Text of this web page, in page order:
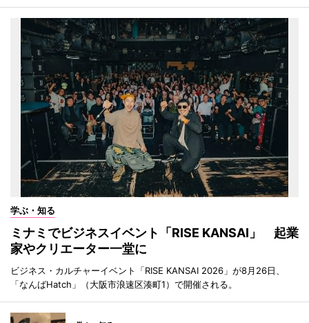
学ぶ・知る
ミナミでビジネスイベント「RISE KANSAI」 起業
家やクリエーター一堂に
ビジネス・カルチャーイベント「RISE KANSAI 2026」が8月26日、
「なんばHatch」（大阪市浪速区湊町1）で開催される。